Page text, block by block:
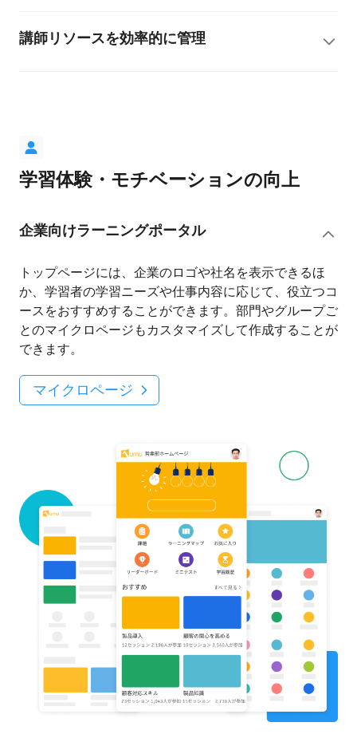
講師リソースを効率的に管理
学習体験・モチベーションの向上
企業向けラーニングポータル
トップページには、企業のロゴや社名を表示できるほ
か、学習者の学習ニーズや仕事内容に応じて、役立つコ
ースをおすすめすることができます。部門やグループご
とのマイクロページもカスタマイズして作成することが
できます。
マイクロページ